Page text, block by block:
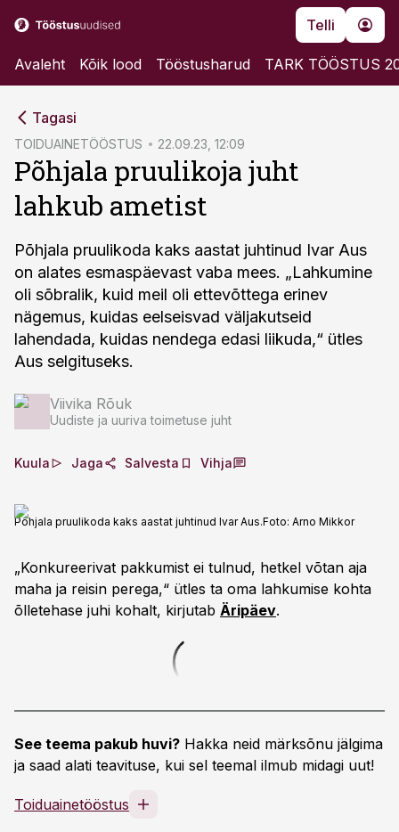
Telli
Avaleht Kõik lood Tööstusharud TARK TÖÖSTUS
Tagasi
TOIDUAINETÖÖSTUS 22.09.23, 12:09
Põhjala pruulikoja juht
lahkub ametist
Põhjala pruulikoda kaks aastat juhtinud Ivar Aus
on alates esmaspäevast vaba mees. „Lahkumine
oli sõbralik, kuid meil oli ettevõttega erinev
nägemus, kuidas eelseisvad väljakutseid
lahendada, kuidas nendega edasi liikuda,“ ütles
Aus selgituseks.
Viivika Rõuk
Uudiste ja uuriva toimetuse juht
Kuula Jaga Salvesta Vihja
Põhjala pruulikoda kaks aastat juhtinud Ivar Aus.Foto: Arno Mikkor
„Konkureerivat pakkumist ei tulnud, hetkel võtan aja
maha ja reisin perega,“ ütles ta oma lahkumise kohta
õlletehase juhi kohalt, kirjutab Äripäev.
See teema pakub huvi? Hakka neid märksõnu jälgima
ja saad alati teavituse, kui sel teemal ilmub midagi uut!
Toiduainetööstus